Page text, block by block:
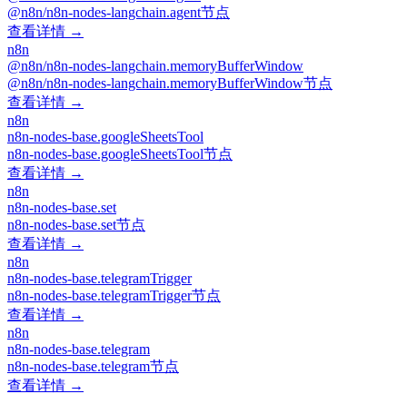
@n8n/n8n-nodes-langchain.agent节点
查看详情 →
n8n
@n8n/n8n-nodes-langchain.memoryBufferWindow
@n8n/n8n-nodes-langchain.memoryBufferWindow节点
查看详情 →
n8n
n8n-nodes-base.googleSheetsTool
n8n-nodes-base.googleSheetsTool节点
查看详情 →
n8n
n8n-nodes-base.set
n8n-nodes-base.set节点
查看详情 →
n8n
n8n-nodes-base.telegramTrigger
n8n-nodes-base.telegramTrigger节点
查看详情 →
n8n
n8n-nodes-base.telegram
n8n-nodes-base.telegram节点
查看详情 →